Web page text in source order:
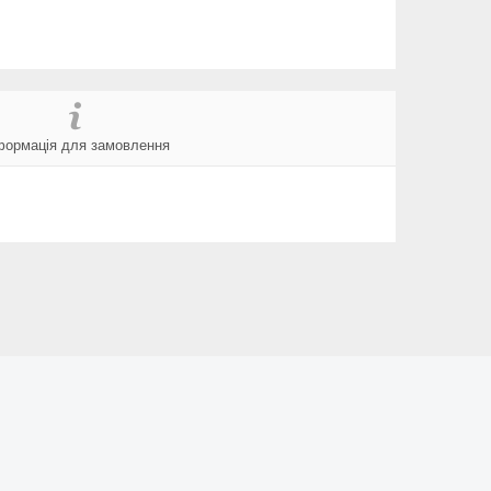
для замовлення